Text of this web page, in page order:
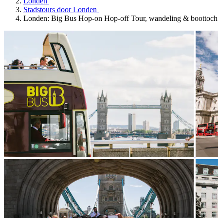
Stadstours door Londen
Londen: Big Bus Hop-on Hop-off Tour, wandeling &